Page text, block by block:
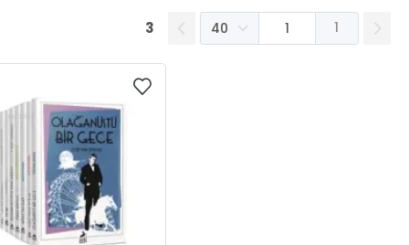
3 1